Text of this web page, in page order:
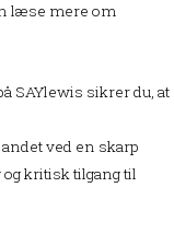
læse mere om
SAYlewis sikrer du, at
ved en skarp
kritisk tilgang til